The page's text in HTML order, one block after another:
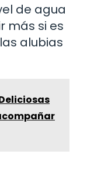
de agua
más si es
alubias